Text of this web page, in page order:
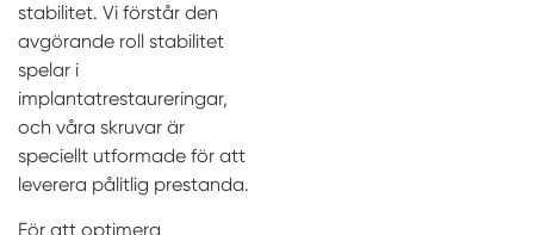
OneToOne
Komponenter
Zirkonia
Evenemang
Resurser
stabilitet. Vi förstår den
avgörande roll stabilitet
spelar i
implantatrestaureringar,
och våra skruvar är
speciellt utformade för att
leverera pålitlig prestanda.
För att optimera